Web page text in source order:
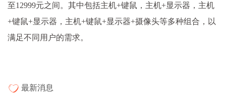
至12999元之间。其中包括主机+键鼠，主机+显示器，主机
+键鼠+显示器，主机+键鼠+显示器+摄像头等多种组合，以
满足不同用户的需求。
最新消息